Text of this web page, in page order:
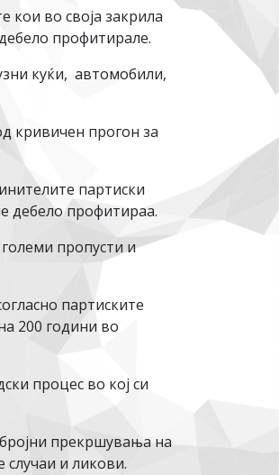
кои во своја закрила
профитирале.
куќи, автомобили,
кривичен прогон за
партиски
дебело профитираа.
пропусти и
партиските
200 години во
процес во кој си
прекршувања на
случаи и ликови.